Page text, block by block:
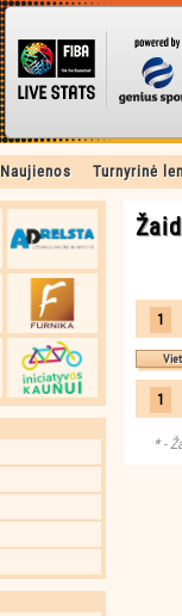
Naujienos Turnyrinė
1
1